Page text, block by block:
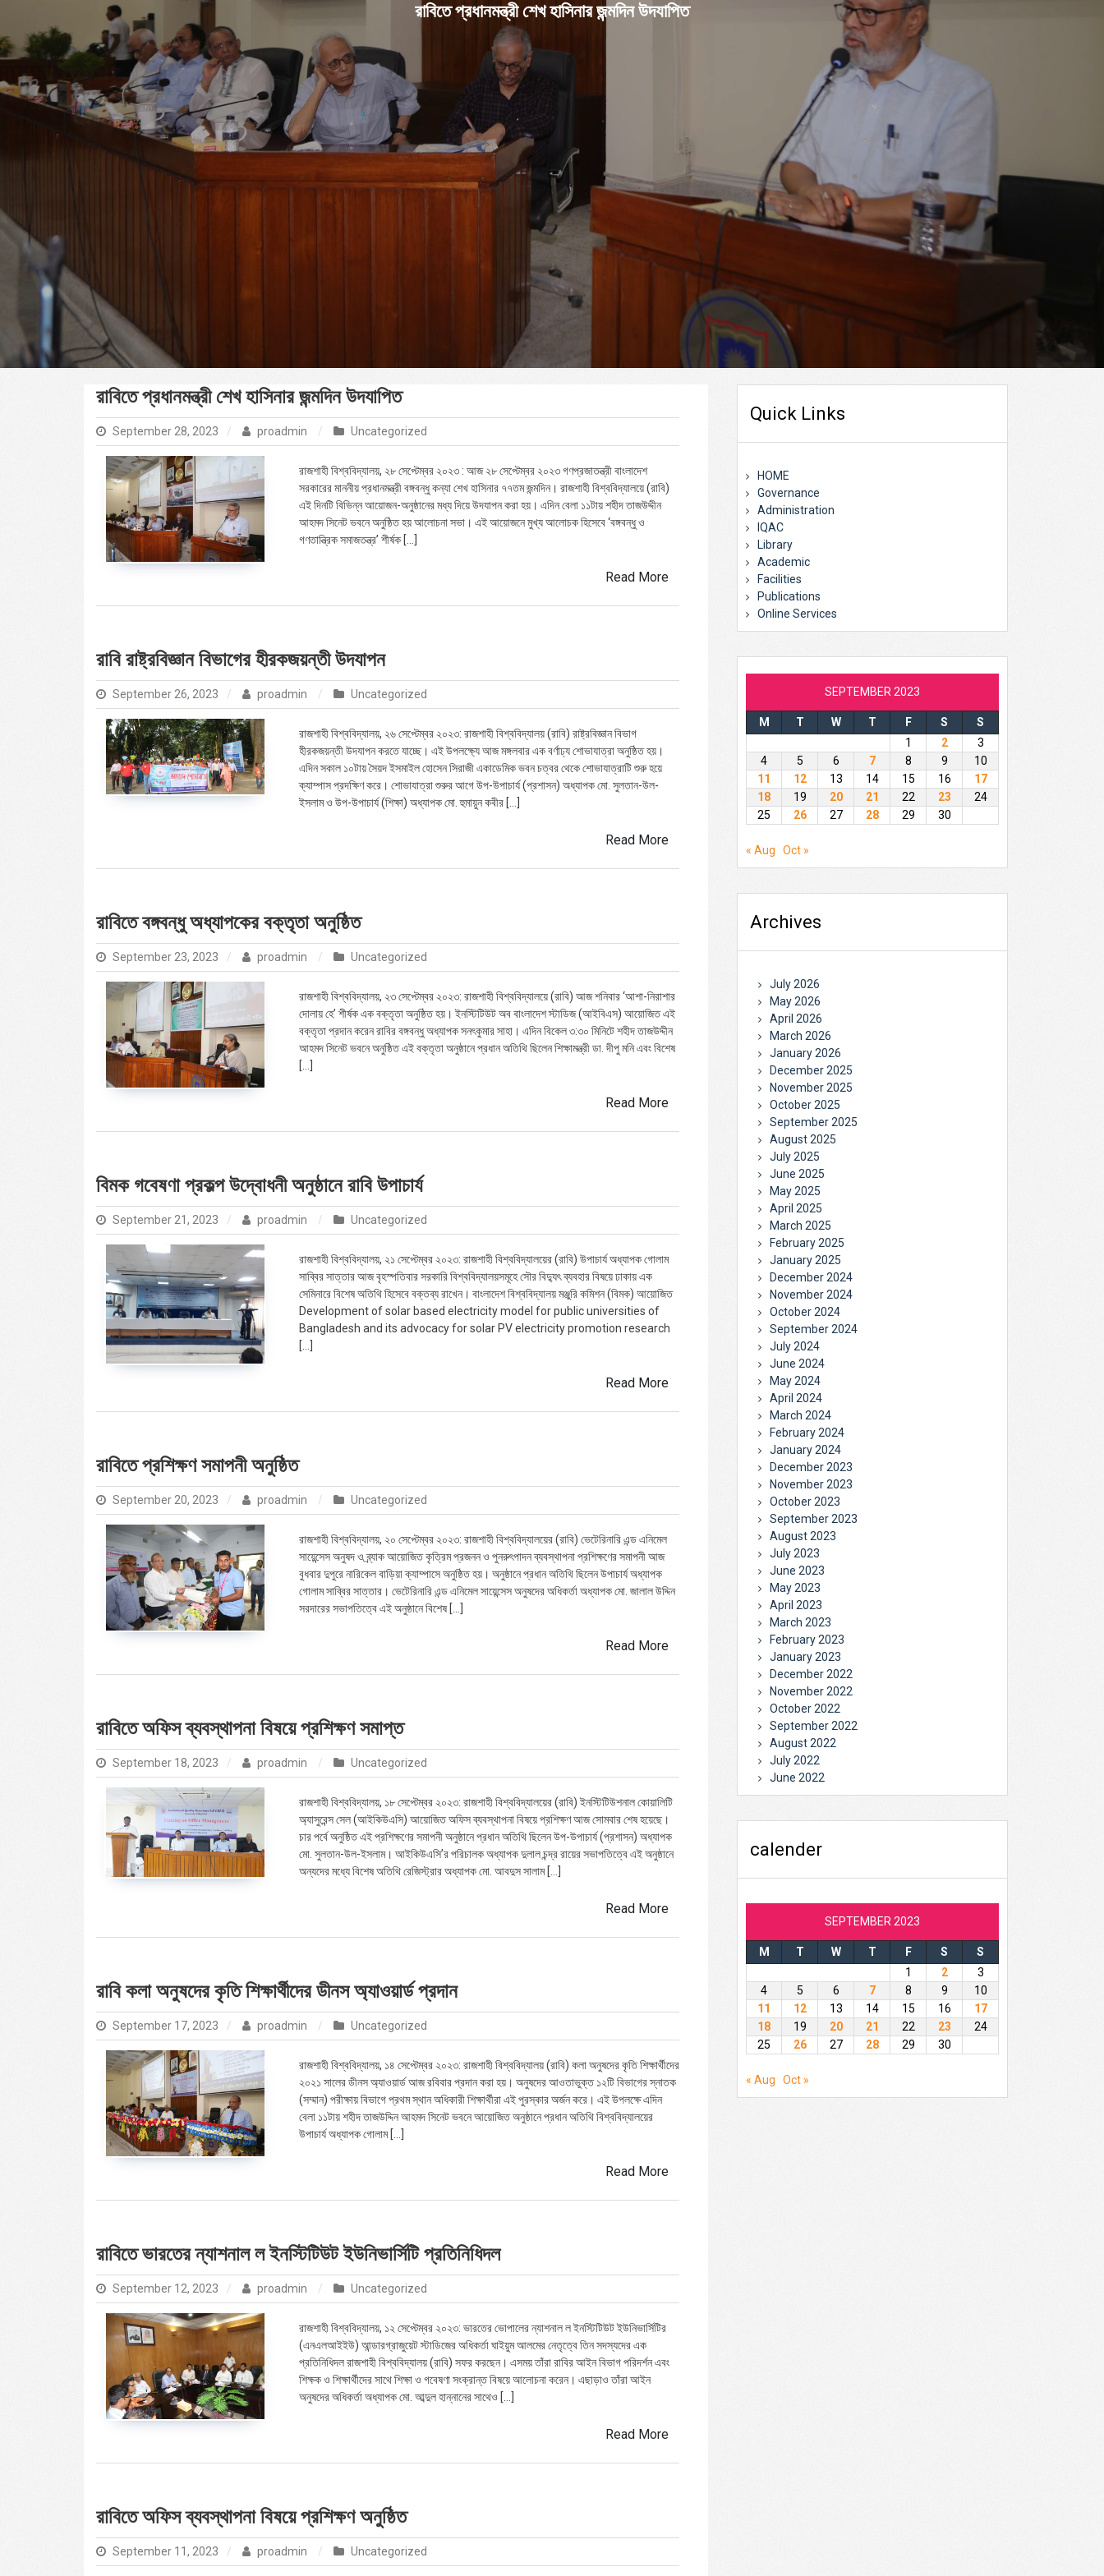
রাবিতে প্রধানমন্ত্রী শেখ হাসিনার জন্মদিন উদযাপিত
রাবিতে প্রধানমন্ত্রী শেখ হাসিনার জন্মদিন উদযাপিত
September 28, 2023 proadmin Uncategorized
রাজশাহী বিশ্ববিদ্যালয়, ২৮ সেপ্টেম্বর ২০২৩ : আজ ২৮ সেপ্টেম্বর ২০২৩ গণপ্রজাতন্ত্রী বাংলাদেশ
সরকারের মাননীয় প্রধানমন্ত্রী বঙ্গবন্ধু কন্যা শেখ হাসিনার ৭৭তম জন্মদিন। রাজশাহী বিশ্ববিদ্যালয়ে (রাবি)
এই দিনটি বিভিন্ন আয়োজন-অনুষ্ঠানের মধ্য দিয়ে উদযাপন করা হয়। এদিন বেলা ১১টায় শহীদ তাজউদ্দীন
আহমদ সিনেট ভবনে অনুষ্ঠিত হয় আলোচনা সভা। এই আয়োজনে মুখ্য আলোচক হিসেবে ‘বঙ্গবন্ধু ও
গণতান্ত্রিক সমাজতন্ত্র’ শীর্ষক […]
Read More
রাবি রাষ্ট্রবিজ্ঞান বিভাগের হীরকজয়ন্তী উদযাপন
September 26, 2023 proadmin Uncategorized
রাজশাহী বিশ্ববিদ্যালয়, ২৬ সেপ্টেম্বর ২০২৩: রাজশাহী বিশ্ববিদ্যালয় (রাবি) রাষ্ট্রবিজ্ঞান বিভাগ
হীরকজয়ন্তী উদযাপন করতে যাচ্ছে। এই উপলক্ষ্যে আজ মঙ্গলবার এক বর্ণাঢ্য শোভাযাত্রা অনুষ্ঠিত হয়।
এদিন সকাল ১০টায় সৈয়দ ইসমাইল হোসেন সিরাজী একাডেমিক ভবন চত্বর থেকে শোভাযাত্রাটি শুরু হয়ে
ক্যাম্পাস প্রদক্ষিণ করে। শোভাযাত্রা শুরুর আগে উপ-উপাচার্য (প্রশাসন) অধ্যাপক মো. সুলতান-উল-
ইসলাম ও উপ-উপাচার্য (শিক্ষা) অধ্যাপক মো. হুমায়ুন কবীর […]
Read More
রাবিতে বঙ্গবন্ধু অধ্যাপকের বক্তৃতা অনুষ্ঠিত
September 23, 2023 proadmin Uncategorized
রাজশাহী বিশ্ববিদ্যালয়, ২৩ সেপ্টেম্বর ২০২৩: রাজশাহী বিশ্ববিদ্যালয়ে (রাবি) আজ শনিবার ‘আশা-নিরাশার
দোলায় হে’ শীর্ষক এক বক্তৃতা অনুষ্ঠিত হয়। ইনস্টিটিউট অব বাংলাদেশ স্টাডিজ (আইবিএস) আয়োজিত এই
বক্তৃতা প্রদান করেন রাবির বঙ্গবন্ধু অধ্যাপক সনৎকুমার সাহা। এদিন বিকেল ৩:৩০ মিনিটে শহীদ তাজউদ্দীন
আহমদ সিনেট ভবনে অনুষ্ঠিত এই বক্তৃতা অনুষ্ঠানে প্রধান অতিথি ছিলেন শিক্ষামন্ত্রী ডা. দীপু মনি এবং বিশেষ
[…]
Read More
বিমক গবেষণা প্রকল্প উদ্বোধনী অনুষ্ঠানে রাবি উপাচার্য
September 21, 2023 proadmin Uncategorized
রাজশাহী বিশ্ববিদ্যালয়, ২১ সেপ্টেম্বর ২০২৩: রাজশাহী বিশ্ববিদ্যালয়ের (রাবি) উপাচার্য অধ্যাপক গোলাম
সাব্বির সাত্তার আজ বৃহস্পতিবার সরকারি বিশ্ববিদ্যালয়সমূহে সৌর বিদ্যুৎ ব্যবহার বিষয়ে ঢাকায় এক
সেমিনারে বিশেষ অতিথি হিসেবে বক্তব্য রাখেন। বাংলাদেশ বিশ্ববিদ্যালয় মঞ্জুরি কমিশন (বিমক) আয়োজিত
Development of solar based electricity model for public universities of
Bangladesh and its advocacy for solar PV electricity promotion research
[…]
Read More
রাবিতে প্রশিক্ষণ সমাপনী অনুষ্ঠিত
September 20, 2023 proadmin Uncategorized
রাজশাহী বিশ্ববিদ্যালয়, ২০ সেপ্টেম্বর ২০২৩: রাজশাহী বিশ্ববিদ্যালয়ের (রাবি) ভেটেরিনারি এন্ড এনিমেল
সায়েন্সেস অনুষদ ও ব্র্যাক আয়োজিত কৃত্রিম প্রজনন ও পুনরুৎপাদন ব্যবস্থাপনা প্রশিক্ষণের সমাপনী আজ
বুধবার দুপুরে নারিকেল বাড়িয়া ক্যাম্পাসে অনুষ্ঠিত হয়। অনুষ্ঠানে প্রধান অতিথি ছিলেন উপাচার্য অধ্যাপক
গোলাম সাব্বির সাত্তার। ভেটেরিনারি এন্ড এনিমেল সায়েন্সেস অনুষদের অধিকর্তা অধ্যাপক মো. জালাল উদ্দিন
সরদারের সভাপতিত্বে এই অনুষ্ঠানে বিশেষ […]
Read More
রাবিতে অফিস ব্যবস্থাপনা বিষয়ে প্রশিক্ষণ সমাপ্ত
September 18, 2023 proadmin Uncategorized
রাজশাহী বিশ্ববিদ্যালয়, ১৮ সেপ্টেম্বর ২০২৩: রাজশাহী বিশ্ববিদ্যালয়ের (রাবি) ইনস্টিটিউশনাল কোয়ালিটি
অ্যাসুরেন্স সেল (আইকিউএসি) আয়োজিত অফিস ব্যবস্থাপনা বিষয়ে প্রশিক্ষণ আজ সোমবার শেষ হয়েছে।
চার পর্বে অনুষ্ঠিত এই প্রশিক্ষণের সমাপনী অনুষ্ঠানে প্রধান অতিথি ছিলেন উপ-উপাচার্য (প্রশাসন) অধ্যাপক
মো. সুলতান-উল-ইসলাম। আইকিউএসি’র পরিচালক অধ্যাপক দুলাল চন্দ্র রায়ের সভাপতিত্বে এই অনুষ্ঠানে
অন্যদের মধ্যে বিশেষ অতিথি রেজিস্ট্রার অধ্যাপক মো. আবদুস সালাম […]
Read More
রাবি কলা অনুষদের কৃতি শিক্ষার্থীদের ডীনস অ্যাওয়ার্ড প্রদান
September 17, 2023 proadmin Uncategorized
রাজশাহী বিশ্ববিদ্যালয়, ১৪ সেপ্টেম্বর ২০২৩: রাজশাহী বিশ্ববিদ্যালয় (রাবি) কলা অনুষদের কৃতি শিক্ষার্থীদের
২০২১ সালের ডীনস অ্যাওয়ার্ড আজ রবিবার প্রদান করা হয়। অনুষদের আওতাভুক্ত ১২টি বিভাগের স্নাতক
(সম্মান) পরীক্ষায় বিভাগে প্রথম স্থান অধিকারী শিক্ষার্থীরা এই পুরস্কার অর্জন করে। এই উপলক্ষে এদিন
বেলা ১১টায় শহীদ তাজউদ্দিন আহমদ সিনেট ভবনে আয়োজিত অনুষ্ঠানে প্রধান অতিথি বিশ্ববিদ্যালয়ের
উপাচার্য অধ্যাপক গোলাম […]
Read More
রাবিতে ভারতের ন্যাশনাল ল ইনস্টিটিউট ইউনিভার্সিটি প্রতিনিধিদল
September 12, 2023 proadmin Uncategorized
রাজশাহী বিশ্ববিদ্যালয়, ১২ সেপ্টেম্বর ২০২৩: ভারতের ভোপালের ন্যাশনাল ল ইনস্টিটিউট ইউনিভার্সিটির
(এনএলআইইউ) আন্ডারগ্রাজুয়েট স্টাডিজের অধিকর্তা ঘাইয়ুম আলমের নেতৃত্বে তিন সদস্যদের এক
প্রতিনিধিদল রাজশাহী বিশ্ববিদ্যালয় (রাবি) সফর করছেন। এসময় তাঁরা রাবির আইন বিভাগ পরিদর্শন এবং
শিক্ষক ও শিক্ষার্থীদের সাথে শিক্ষা ও গবেষণা সংক্রান্ত বিষয়ে আলোচনা করেন। এছাড়াও তাঁরা আইন
অনুষদের অধিকর্তা অধ্যাপক মো. আব্দুল হান্নানের সাথেও […]
Read More
রাবিতে অফিস ব্যবস্থাপনা বিষয়ে প্রশিক্ষণ অনুষ্ঠিত
September 11, 2023 proadmin Uncategorized
Quick Links
HOME
Governance
Administration
IQAC
Library
Academic
Facilities
Publications
Online Services
SEPTEMBER 2023
M T W T F S
S
1
2
3
4
5 6 7 8 9
10
11
12 13 14 15 16
17
18
19 20 21 22 23
24
25
26 27 28 29 30
« Aug Oct »
Archives
July 2026
May 2026
April 2026
March 2026
January 2026
December 2025
November 2025
October 2025
September 2025
August 2025
July 2025
June 2025
May 2025
April 2025
March 2025
February 2025
January 2025
December 2024
November 2024
October 2024
September 2024
July 2024
June 2024
May 2024
April 2024
March 2024
February 2024
January 2024
December 2023
November 2023
October 2023
September 2023
August 2023
July 2023
June 2023
May 2023
April 2023
March 2023
February 2023
January 2023
December 2022
November 2022
October 2022
September 2022
August 2022
July 2022
June 2022
calender
SEPTEMBER 2023
M T W T F S
S
1
2
3
4
5 6 7 8 9
10
11
12 13 14 15 16
17
18
19 20 21 22 23
24
25
26 27 28 29 30
« Aug Oct »